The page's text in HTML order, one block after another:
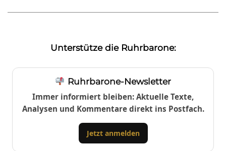
Unterstütze die Ruhrbarone:
Ruhrbarone-Newsletter
Immer informiert bleiben: Aktuelle Texte,
Analysen und Kommentare direkt ins Postfach.
Jetzt anmelden